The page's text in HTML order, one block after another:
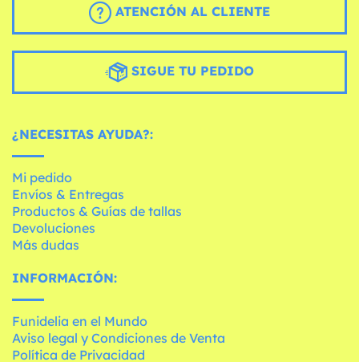
ATENCIÓN AL CLIENTE
SIGUE TU PEDIDO
¿NECESITAS AYUDA?:
Mi pedido
Envíos & Entregas
Productos & Guías de tallas
Devoluciones
Más dudas
INFORMACIÓN:
Funidelia en el Mundo
Aviso legal y Condiciones de Venta
Política de Privacidad